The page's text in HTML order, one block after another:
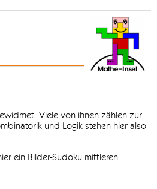
Viele von ihnen zählen zur
und Logik stehen hier also
ein Bilder-Sudoku mittleren